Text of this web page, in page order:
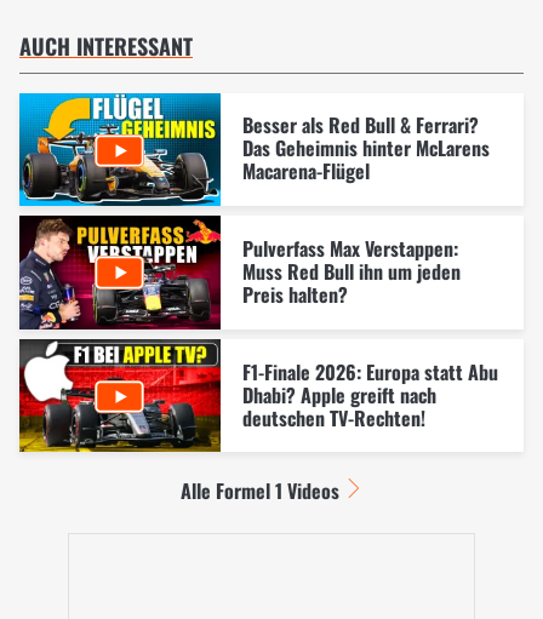
AUCH INTERESSANT
Besser als Red Bull & Ferrari?
Das Geheimnis hinter McLarens
Macarena-Flügel
Pulverfass Max Verstappen:
Muss Red Bull ihn um jeden
Preis halten?
F1-Finale 2026: Europa statt Abu
Dhabi? Apple greift nach
deutschen TV-Rechten!
Alle Formel 1 Videos